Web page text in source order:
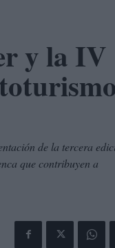
y la IV
de la tercera
que contribuyen a